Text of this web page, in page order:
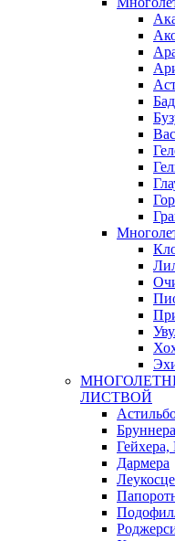
ЛИСТВОЙ
Бруннера
Гейхера,
Дармера